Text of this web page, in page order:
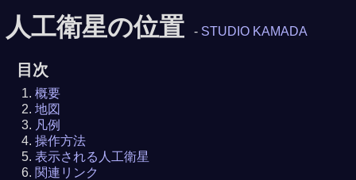
人工衛星の位置 - STUDIO KAMADA
目次
概要
地図
凡例
操作方法
表示される人工衛星
関連リンク